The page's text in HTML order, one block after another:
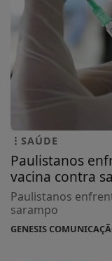
SAÚDE
Paulistanos
vacina contra
Paulistanos
sarampo
GENESIS